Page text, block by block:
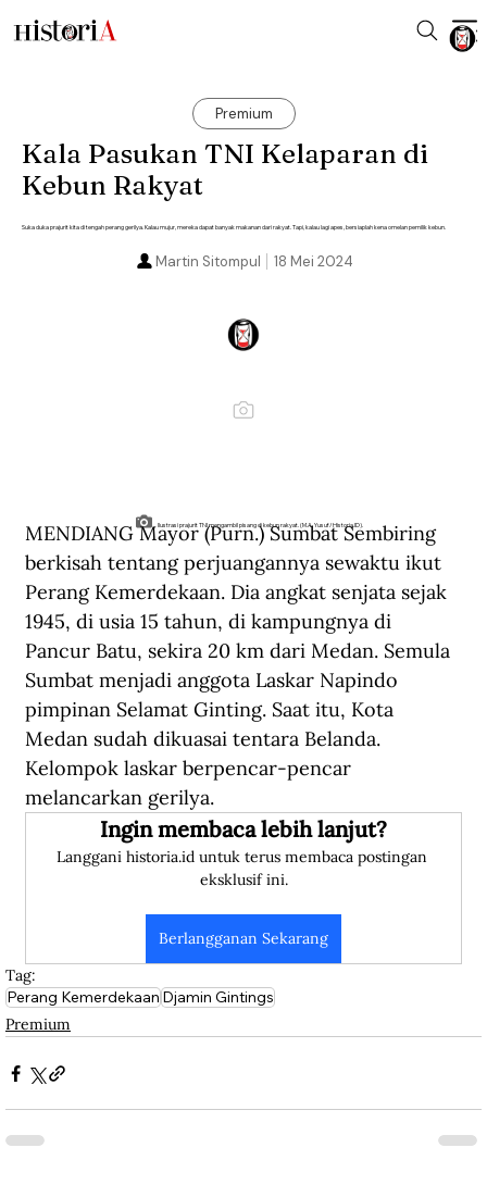
Premium
Kala Pasukan TNI Kelaparan di
Kebun Rakyat
Suka duka prajurit kita di tengah perang gerilya. Kalau mujur, mereka dapat banyak makanan dari rakyat. Tapi, kalau lagi apes, bersiaplah kena omelan pemilik kebun.
18 Mei 2024
Martin Sitompul
Ilustrasi prajurit TNI mengambil pisang di kebun rakyat. (M.A. Yusuf/Historia.ID).
MENDIANG Mayor (Purn.) Sumbat Sembiring
berkisah tentang perjuangannya sewaktu ikut
Perang Kemerdekaan. Dia angkat senjata sejak
1945, di usia 15 tahun, di kampungnya di
Pancur Batu, sekira 20 km dari Medan. Semula
Sumbat menjadi anggota Laskar Napindo
pimpinan Selamat Ginting. Saat itu, Kota
Medan sudah dikuasai tentara Belanda.
Kelompok laskar berpencar-pencar
melancarkan gerilya.
Ingin membaca lebih lanjut?
Langgani historia.id untuk terus membaca postingan
eksklusif ini.
Berlangganan Sekarang
Tag:
Perang KemerdekaanDjamin Gintings
Premium